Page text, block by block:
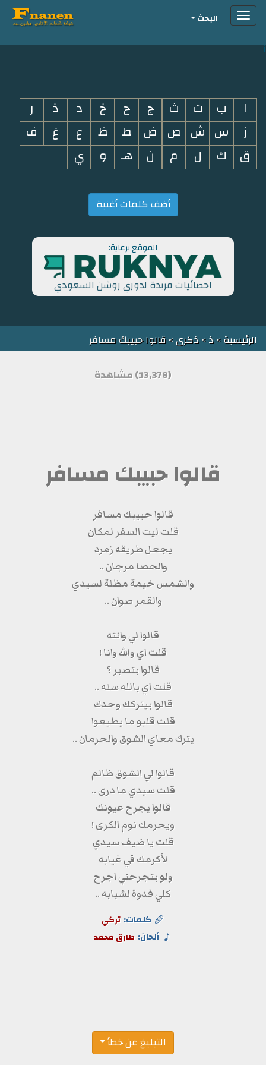
i
Toggleالبحث
ا ب ت ث ج ح خ د ذ
ر
ز
س ش ص ض ط ظ ع غ
ف
ق
ك ل م ن هـ و ي
أضف كلمات أغنية
الموقع برعاية:
احصائيات فريدة لدوري روشن السعودي
الرئيسية>ذ>ذكرى> قالوا حبيبك مسافر
(13,378) مشاهدة
قالوا حبيبك مسافر
قالوا حبيبك مسافر
قلت ليت السفر لمكان
يجعل طريقه زمرد
والحصا مرجان ..
والشمس خيمة مظلة لسيدي
والقمر صوان ..
قالوا لي وانته
قلت اي والله وانا !
قالوا بتصبر ؟
قلت اي بالله سنه ..
قالوا بيتركك وحدك
قلت قلبو ما يطيعوا
يترك معاي الشوق والحرمان ..
قالوا لي الشوق ظالم
قلت سيدي ما درى ..
قالوا يجرح عيونك
ويحرمك نوم الكرى !
قلت يا ضيف سيدي
لأكرمك في غيابه
ولو بتجرحني اجرح
كلي فدوة لشبابه ..
كلمات: تركي
ألحان: طارق محمد
التبليغ عن خطأ